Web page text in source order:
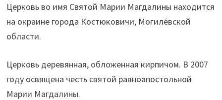
Церковь во имя Святой Марии Магдалины находится
на окраине города Костюковичи, Могилёвской
области.
Церковь деревянная, обложенная кирпичом. В 2007
году освящена честь святой равноапостольной
Марии Магдалины.